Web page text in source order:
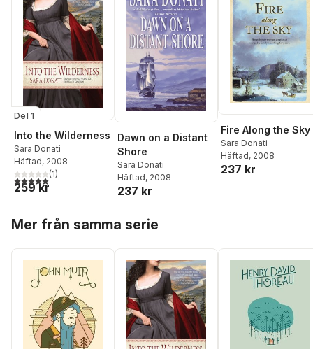
Del 1
Into the Wilderness
Sara Donati
Häftad, 2008
5,0utav 5 stjärnor. Totalt antal röster:
(1)
259 kr
Dawn on a Distant
Shore
Sara Donati
Häftad, 2008
237 kr
Fire Along the Sky
Sara Donati
Häftad, 2008
237 kr
Mer från samma serie